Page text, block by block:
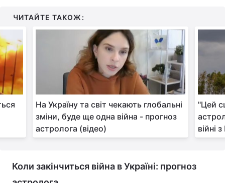
ЧИТАЙТЕ ТАКОЖ:
На Україну та світ чекають глобальні
зміни, буде ще одна війна - прогноз
астролога (відео)
"Цей
війні
Коли закінчиться війна в Україні: прогноз